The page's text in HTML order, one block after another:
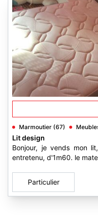
Marmoutier (67)
Lit design
Bonjour, je vends mon
entretenu, d'1m60. le
Particulier